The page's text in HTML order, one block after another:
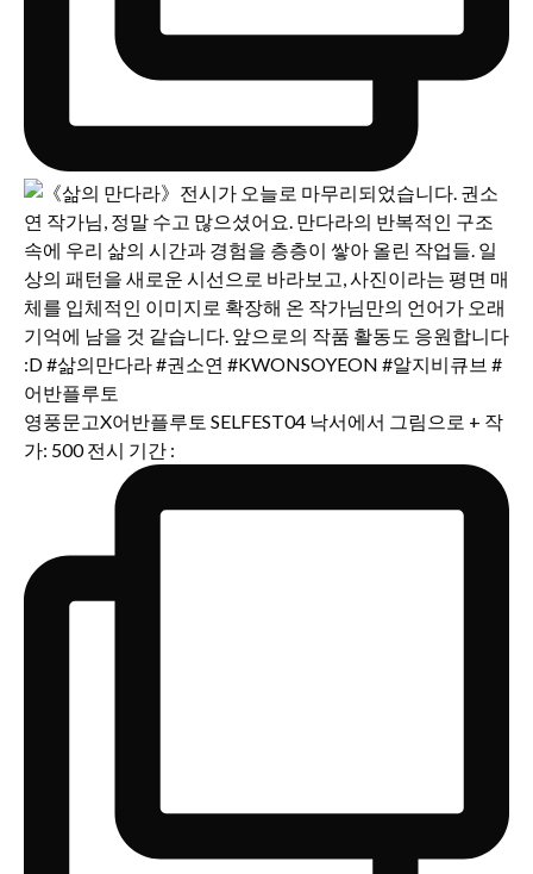
영풍문고X어반플루토 SELFEST04 낙서에서 그림으로 + 작
가: 500 전시 기간 :